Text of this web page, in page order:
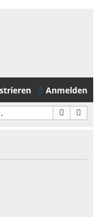
Anmelden
Suche